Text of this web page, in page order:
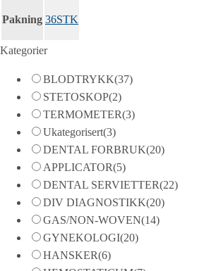
Pakning 36STK
Kategorier
BLODTRYKK(37)
STETOSKOP(2)
TERMOMETER(3)
Ukategorisert(3)
DENTAL FORBRUK(20)
APPLICATOR(5)
DENTAL SERVIETTER(22)
DIV DIAGNOSTIKK(20)
GAS/NON-WOVEN(14)
GYNEKOLOGI(20)
HANSKER(6)